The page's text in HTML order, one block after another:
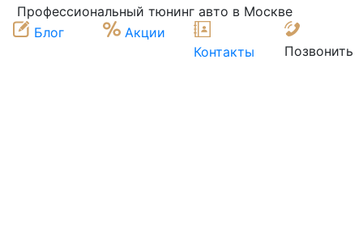
Профессиональный тюнинг авто в Москве
Блог
Акции
Контакты
Позвонить